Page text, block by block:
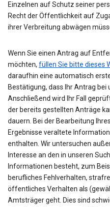
Einzelnen auf Schutz seiner
Recht der Öffentlichkeit auf
ihrer Verbreitung abwägen
Wenn Sie einen Antrag auf
möchten, füllen Sie bitte dieses
daraufhin eine automatisch
Bestätigung, dass Ihr Antrag bei
Anschließend wird Ihr Fall
der bereits gestellten Anträge
dauern. Bei der Bearbeitung
Ergebnisse veraltete
enthalten. Wir untersuchen
Interesse an den in unseren
Informationen besteht, zum
berufliches Fehlverhalten,
öffentliches Verhalten als
Amtsträger geht. Dies sind